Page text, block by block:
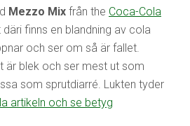
Mezzo Mix från the Coca-Cola
finns en blandning av cola
och ser om så är fallet.
är blek och ser mest ut som
som sprutdiarré. Lukten tyder
artikeln och se betyg